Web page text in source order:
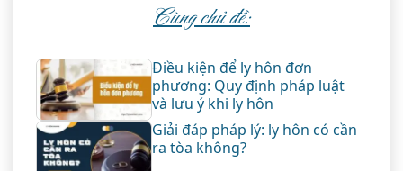
Cùng chủ đề:
Điều kiện để ly hôn đơn
phương: Quy định pháp luật
và lưu ý khi ly hôn
Giải đáp pháp lý: ly hôn có cần
ra tòa không?